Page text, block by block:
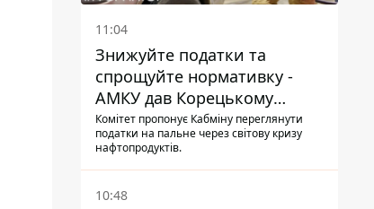
11:04
Знижуйте податки та
спрощуйте нормативку -
АМКУ дав Корецькому
поради щодо зниження цін
на пальне
Комітет пропонує Кабміну переглянути
податки на пальне через світову кризу
нафтопродуктів.
10:48